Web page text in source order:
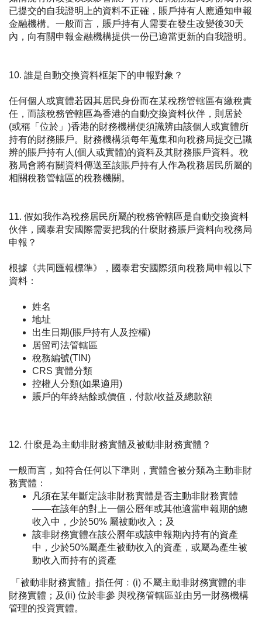
已提交的自我證明上的資料不正確，賬戶持有人應通知申報
金融機構。一般而言，賬戶持有人需要在發生改變後30天
內，向有關申報金融機構提供一份已適當更新的自我證明。
10. 誰是自動交換資料框架下的申報對象？
任何個人或實體若因其居民身份而在某稅務管轄區有繳稅責
任，而該稅務管轄區為香港的自動交換資料伙伴，則居於
(或稱「位於」)香港的財務機構便須識辨由該個人或實體所
持有的財務賬戶。財務機構須每年蒐集和向稅務局提交已識
辨的賬戶持有人(個人或實體)的資料及其財務賬戶資料。稅
務局會將有關資料傳送至該賬戶持有人作為稅務居民所屬的
相關稅務管轄區的稅務機關。
11. 假如我作為稅務居民所屬的稅務管轄區是自動交換資料
伙伴， 國泰君安國際需要把我的什麼財務賬戶資料向稅務局
申報？
根據《共同匯報標準》，國泰君安國際須向稅務局申報以下
資料：
姓名
地址
出生日期(賬戶持有人及控權)
居留司法管轄區
稅務編號(TIN)
CRS 實體分類
控權人分類(如果適用)
賬戶的年終結餘或價值，付款/收益及總款額
12. 什麼是為主動非財務實體及被動非財務實體？
一般而言，如符合任何以下準則，實體會被分類為主動非財
務實體：
凡須在某年斷定該非財務實體是否主動非財務實體
——在該年的對上一個公曆年或其他適當申報期的總
收入中，少於50% 屬被動收入；及
該非財務實體在該公曆年或該申報期內持有的資產
中，少於50%屬產生被動收入的資產，或屬為產生被
動收入而持有的資產
「被動非財務實體」指任何﹕(i) 不屬主動非財務實體的非
財務實體；及(ii) 位於非參 與稅務管轄區並由另一財務機構
管理的投資實體。